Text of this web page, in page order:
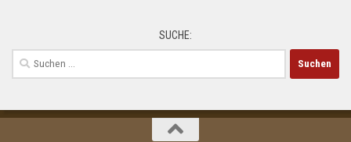
SUCHE:
Suchen
nach: